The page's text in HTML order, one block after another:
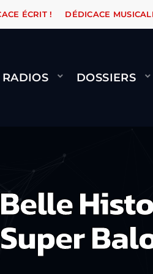
QUI PASSE, ÇA LE FAIT !
ÉCRIT ! DÉDICACE
RADIOS DOSSIERS